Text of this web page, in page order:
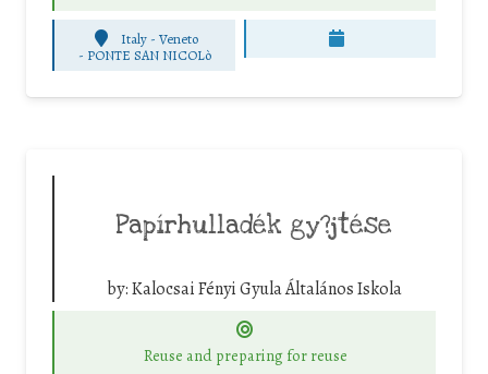
Italy - Veneto
- PONTE SAN NICOLò
Papírhulladék gy?jtése
by:Kalocsai Fényi Gyula Általános Iskola
Reuse and preparing for reuse